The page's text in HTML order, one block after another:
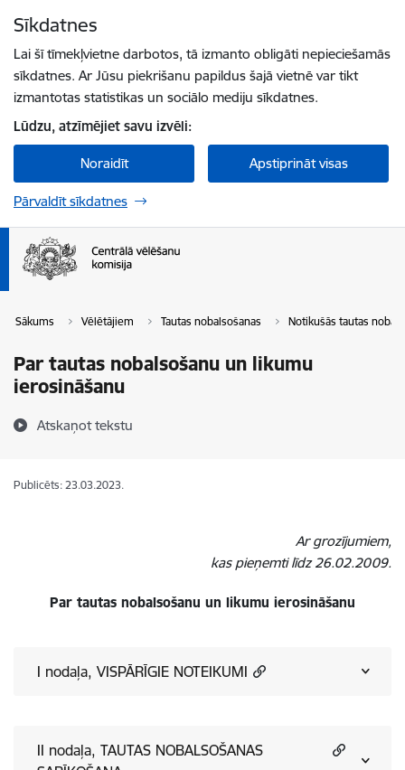
Sīkdatnes
Lai šī tīmekļvietne darbotos, tā izmanto obligāti nepieciešamās
sīkdatnes. Ar Jūsu piekrišanu papildus šajā vietnē var tikt
izmantotas statistikas un sociālo mediju sīkdatnes.
Lūdzu, atzīmējiet savu izvēli:
Noraidīt Apstiprināt visas
Pārvaldīt sīkdatnes
Sākums Vēlētājiem Tautas nobalsošanas Notikušās tautas
Par tautas nobalsošanu un likumu
ierosināšanu
Atskaņot tekstu
Publicēts: 23.03.2023.
Ar grozījumiem,
kas pieņemti līdz 26.02.2009.
Par tautas nobalsošanu un likumu ierosināšanu
I nodaļa, VISPĀRĪGIE NOTEIKUMI
II nodaļa, TAUTAS NOBALSOŠANAS